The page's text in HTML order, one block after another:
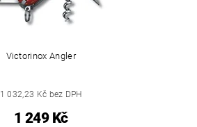
Victorinox Angler
1 032,23 Kč bez DPH
1 249 Kč